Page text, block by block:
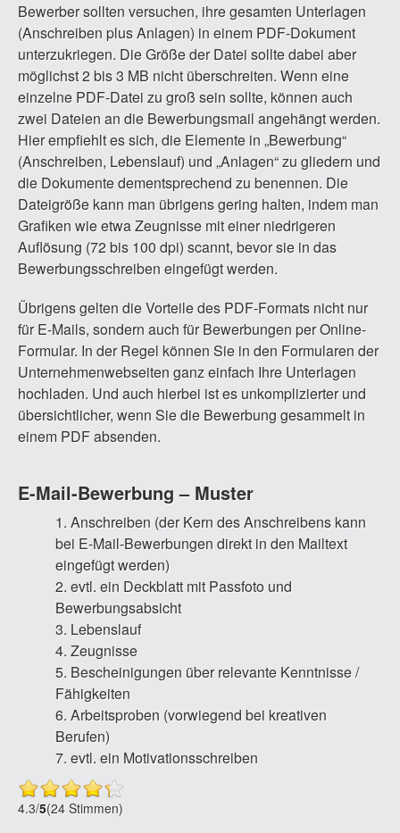
Bewerber sollten versuchen, ihre gesamten Unterlagen
(Anschreiben plus Anlagen) in einem PDF-Dokument
unterzukriegen. Die Größe der Datei sollte dabei aber
möglichst 2 bis 3 MB nicht überschreiten. Wenn eine
einzelne PDF-Datei zu groß sein sollte, können auch
zwei Dateien an die Bewerbungsmail angehängt werden.
Hier empfiehlt es sich, die Elemente in „Bewerbung“
(Anschreiben, Lebenslauf) und „Anlagen“ zu gliedern und
die Dokumente dementsprechend zu benennen. Die
Dateigröße kann man übrigens gering halten, indem man
Grafiken wie etwa Zeugnisse mit einer niedrigeren
Auflösung (72 bis 100 dpi) scannt, bevor sie in das
Bewerbungsschreiben eingefügt werden.
Übrigens gelten die Vorteile des PDF-Formats nicht nur
für E-Mails, sondern auch für Bewerbungen per Online-
Formular. In der Regel können Sie in den Formularen der
Unternehmenwebseiten ganz einfach Ihre Unterlagen
hochladen. Und auch hierbei ist es unkomplizierter und
übersichtlicher, wenn Sie die Bewerbung gesammelt in
einem PDF absenden.
E-Mail-Bewerbung – Muster
Anschreiben (der Kern des Anschreibens kann
bei E-Mail-Bewerbungen direkt in den Mailtext
eingefügt werden)
evtl. ein Deckblatt mit Passfoto und
Bewerbungsabsicht
Lebenslauf
Zeugnisse
Bescheinigungen über relevante Kenntnisse /
Fähigkeiten
Arbeitsproben (vorwiegend bei kreativen
Berufen)
evtl. ein Motivationsschreiben
4.3/5(24 Stimmen)